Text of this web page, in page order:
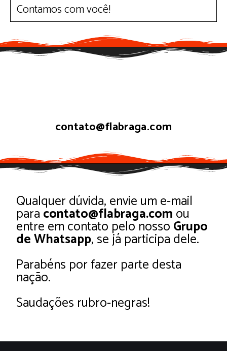
Contamos com você!
contato@flabraga.com
Qualquer dúvida, envie um e-mail
paracontato@flabraga.comou
entre em contato pelo nossoGrupo
de Whatsapp, se já participa dele.
Parabéns por fazer parte desta
nação.
Saudações rubro-negras!